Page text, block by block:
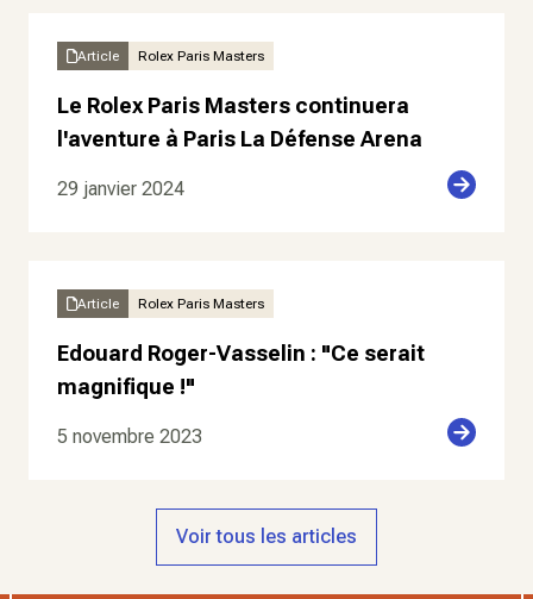
Article Rolex Paris Masters
Le Rolex Paris Masters continuera
l'aventure à Paris La Défense Arena
29 janvier 2024
Article Rolex Paris Masters
Edouard Roger-Vasselin : "Ce serait
magnifique !"
5 novembre 2023
Voir tous les articles